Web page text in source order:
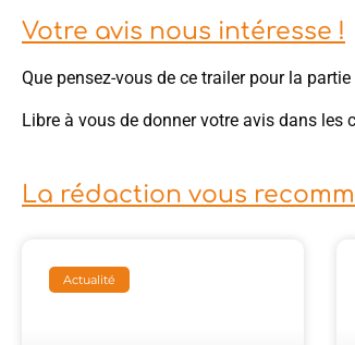
Votre avis nous intéresse !
Que pensez-vous de ce trailer pour la
Libre à vous de donner votre avis dans les
La rédaction vous
Actualité